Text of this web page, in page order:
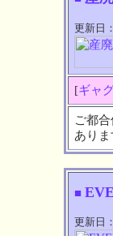
更新日
[ギャ
ご都
あり
■
更新日